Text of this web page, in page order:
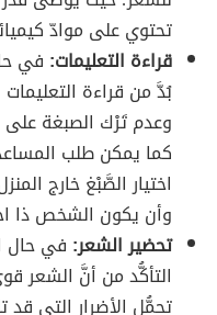
تحتوي على موادّ
قراءة التعليمات: في
بُدَّ من قراءة
وعدم تَرْك الصبغة على
كما يمكن طلب
اختيار الصَّبْغ خارج
وأن يكون الشخص ذا
تحضير الشعر: في حال
التأكُّد من أنَّ
تحمُّل الأضرار التي قد